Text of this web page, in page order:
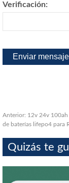
Verificación:
Anterior: 12v 24v
de baterías lifepo4 para
Quizás te